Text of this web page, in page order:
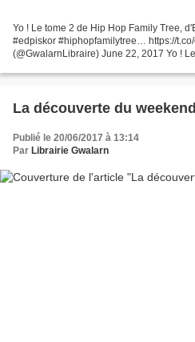
Yo ! Le tome 2 de Hip Hop Family Tree,
#edpiskor #hiphopfamilytree… https://
(@GwalarnLibraire) June 22, 2017 Yo !
La découverte du
Publié le 20/06/2017 à 13:14
Par Librairie Gwalarn